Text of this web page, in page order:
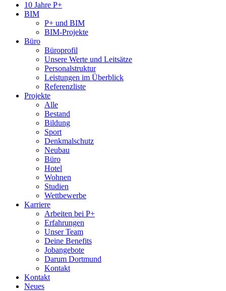
10 Jahre P+
BIM
P+ und BIM
BIM-Projekte
Büro
Büroprofil
Unsere Werte und Leitsätze
Personalstruktur
Leistungen im Überblick
Referenzliste
Projekte
Alle
Bestand
Bildung
Sport
Denkmalschutz
Neubau
Büro
Hotel
Wohnen
Studien
Wettbewerbe
Karriere
Arbeiten bei P+
Erfahrungen
Unser Team
Deine Benefits
Jobangebote
Darum Dortmund
Kontakt
Kontakt
Neues